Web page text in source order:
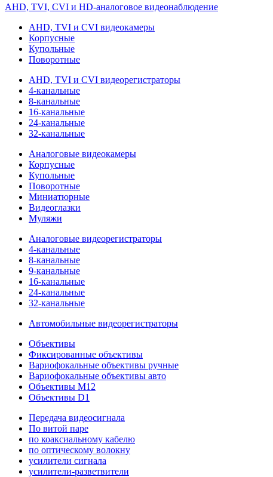
AHD, TVI, CVI и HD-аналоговое видеонаблюдение
AHD, TVI и CVI видеокамеры
Корпусные
Купольные
Поворотные
AHD, TVI и CVI видеорегистраторы
4-канальные
8-канальные
16-канальные
24-канальные
32-канальные
Аналоговые видеокамеры
Корпусные
Купольные
Поворотные
Миниатюрные
Видеоглазки
Муляжи
Аналоговые видеорегистраторы
4-канальные
8-канальные
9-канальные
16-канальные
24-канальные
32-канальные
Автомобильные видеорегистраторы
Объективы
Фиксированные объективы
Вариофокальные объективы ручные
Вариофокальные объективы авто
Объективы M12
Объективы D1
Передача видеосигнала
По витой паре
по коаксиальному кабелю
по оптическому волокну
усилители сигнала
усилители-разветвители